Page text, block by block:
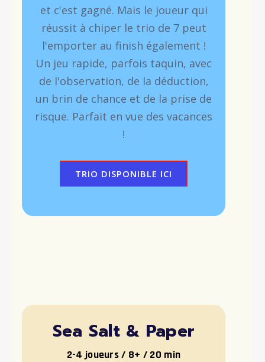
et c'est gagné. Mais le joueur qui
réussit à chiper le trio de 7 peut
l'emporter au finish également !
Un jeu rapide, parfois taquin, avec
de l'observation, de la déduction,
un brin de chance et de la prise de
risque. Parfait en vue des vacances
!
TRIO DISPONIBLE ICI
Sea Salt & Paper
2-4 joueurs / 8+ / 20 min